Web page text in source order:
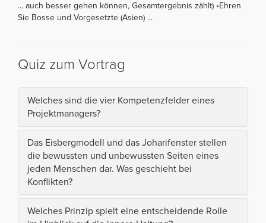
... auch besser gehen können, Gesamtergebnis zählt) •Ehren
Sie Bosse und Vorgesetzte (Asien) ...
Quiz zum Vortrag
Welches sind die vier Kompetenzfelder eines
Projektmanagers?
Das Eisbergmodell und das Joharifenster stellen
die bewussten und unbewussten Seiten eines
jeden Menschen dar. Was geschieht bei
Konflikten?
Welches Prinzip spielt eine entscheidende Rolle